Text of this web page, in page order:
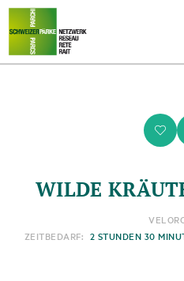
Navigieren
Netzwerk
Schweizer
Schnellnavigation
Zum Hauptinhalt
Zur mobilen Navigation
Zur Suche
Zum Fussbereich
Zur Sitemap
i
WILDE
ZEITBEDARF: 2 STUNDEN 30